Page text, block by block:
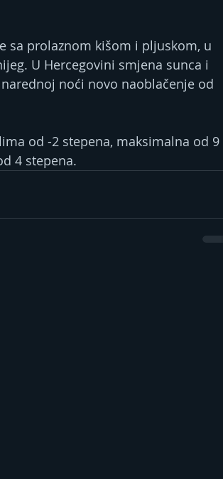
sa prolaznom kišom i pljuskom, u
U Hercegovini smjena sunca i
noći novo naoblačenje od
od -2 stepena, maksimalna od 9
4 stepena.